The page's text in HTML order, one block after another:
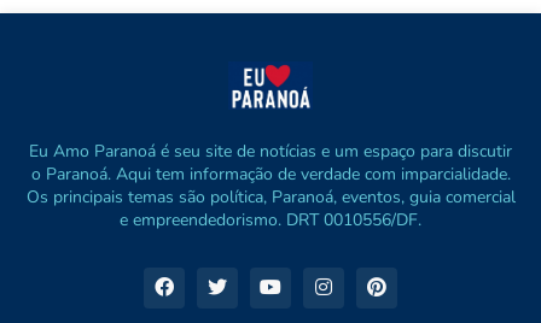
Eu Amo Paranoá é seu site de notícias e um espaço para discutir
o Paranoá. Aqui tem informação de verdade com imparcialidade.
Os principais temas são política, Paranoá, eventos, guia comercial
e empreendedorismo. DRT 0010556/DF.